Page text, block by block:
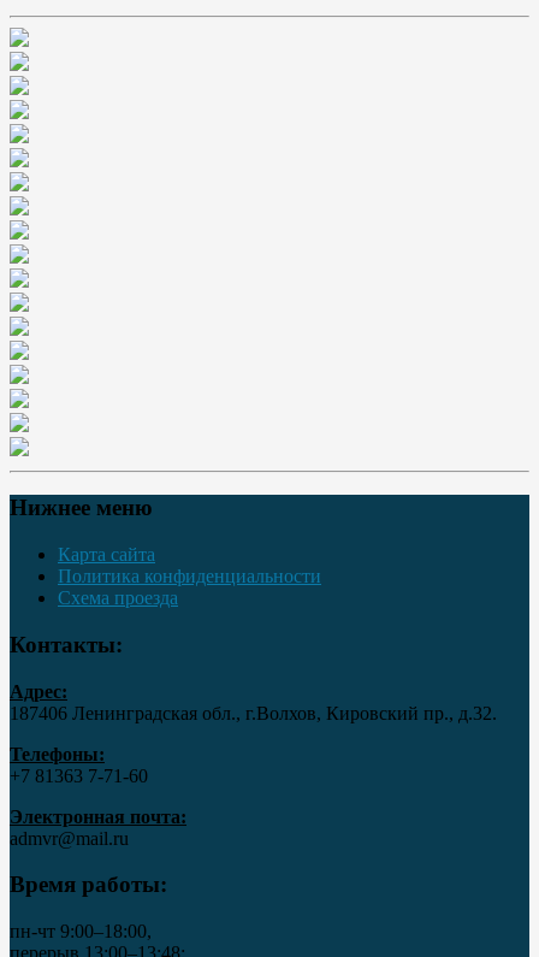
Нижнее меню
Карта сайта
Политика конфиденциальности
Схема проезда
Контакты:
Адрес:
187406 Ленинградская обл., г.Волхов, Кировский пр., д.32.
Телефоны:
+7 81363 7‑71-60
Электронная почта:
admvr@mail.ru
Время работы:
пн-чт 9:00–18:00,
перерыв 13:00–13:48;